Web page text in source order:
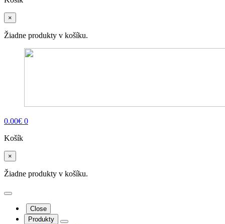
×
Žiadne produkty v košíku.
0.00€ 0
Košík
×
Žiadne produkty v košíku.
Close
Produkty